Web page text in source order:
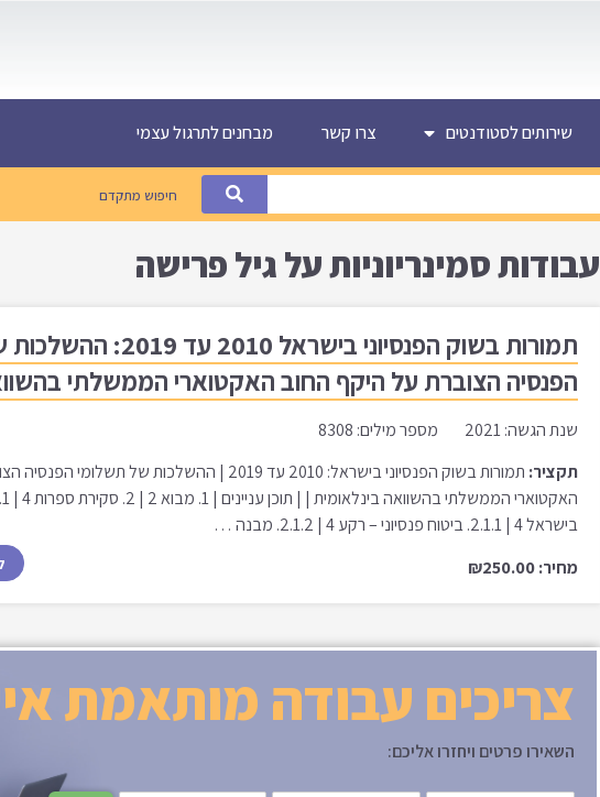
שירותים לסטודנטים צרו קשר מבחנים לתרגול עצמי
חיפוש מתקדם
עבודות סמינריוניות על גיל פרישה
תמורות בשוק הפנסיוני בישראל
הפנסיה הצוברת על היקף החוב האקטוארי הממשלתי
שנת הגשה: 2021 מספר מילים: 8308
תקציר:
תמורות בשוק הפנסיוני בישראל: 2010 עד 2019 | ההשלכות של
בישראל 4 | 2.1.1. ביטוח פנסיוני – רקע 4 | 2.1.2. מבנה …
מחיר: ₪250.00
צריכים עבודה מותאמת
השאירו פרטים ויחזרו אליכם: